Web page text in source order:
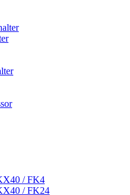
/ FK4
/ FK24